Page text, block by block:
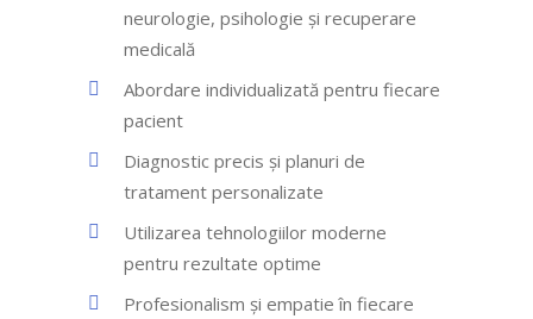
neurologie, psihologie și recuperare
medicală
Abordare individualizată pentru fiecare
pacient
Diagnostic precis și planuri de
tratament personalizate
Utilizarea tehnologiilor moderne
pentru rezultate optime
Profesionalism și empatie în fiecare